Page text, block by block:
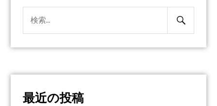
検
検
索
開
最近の投稿